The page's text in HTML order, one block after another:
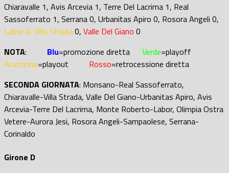
Chiaravalle 1, Avis Arcevia 1, Terre Del Lacrima 1, Real
Sassoferrato 1, Serrana 0, Urbanitas Apiro 0, Rosora Angeli 0,
Labor 0, Villa Strada0, Valle Del Giano 0
NOTA: Blu=promozione diretta Verde=playoff
Arancione=playout Rosso=retrocessione diretta
SECONDA GIORNATA: Monsano-Real Sassoferrato,
Chiaravalle-Villa Strada, Valle Del Giano-Urbanitas Apiro, Avis
Arcevia-Terre Del Lacrima, Monte Roberto-Labor, Olimpia Ostra
Vetere-Aurora Jesi, Rosora Angeli-Sampaolese, Serrana-
Corinaldo
Girone D